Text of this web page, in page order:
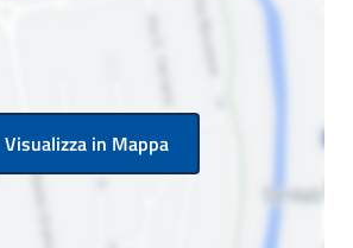
Visualizza in Mappa